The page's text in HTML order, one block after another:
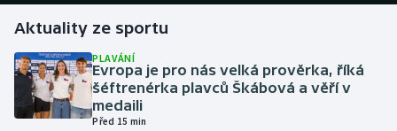
Gymnastika
Házená
Jezdectví
Aktuality ze sportu
PLAVÁNÍ
Evropa je pro nás velká prověrka, říká
šéftrenérka plavců Škábová a věří v
medaili
Před 15 min